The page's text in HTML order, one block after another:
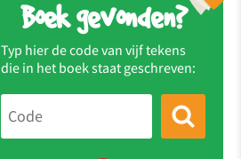
Boek gevonden?
Typ hier de code van vijf tekens
die in het boek staat geschreven: